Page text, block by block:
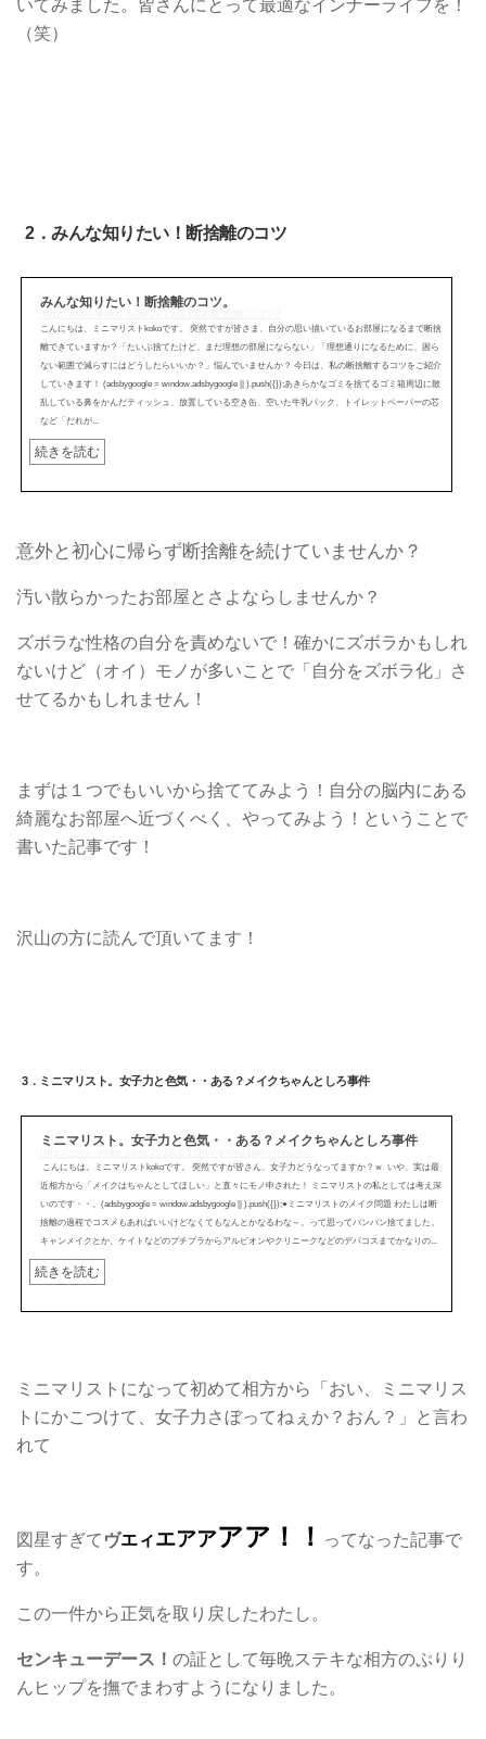
いてみました。皆さんにとって最適なインナーライフを！
（笑）
2．みんな知りたい！断捨離のコツ
みんな知りたい！断捨離のコツ。
こんにちは、ミニマリストkokoです。 突然ですが皆さま、自分の思い描いているお部屋になるまで断捨
離できていますか？「たいぶ捨てたけど、まだ理想の部屋にならない」「理想通りになるために、困ら
ない範囲で減らすにはどうしたらいいか？」悩んでいませんか？ 今日は、私の断捨離するコツをご紹介
していきます！ (adsbygoogle = window.adsbygoogle || ).push({});あきらかなゴミを捨てるゴミ箱周辺に散
乱している鼻をかんだティッシュ、放置している空き缶、空いた牛乳パック、トイレットペーパーの芯
など「だれが...
続きを読む
意外と初心に帰らず断捨離を続けていませんか？
汚い散らかったお部屋とさよならしませんか？
ズボラな性格の自分を責めないで！確かにズボラかもしれ
ないけど（オイ）モノが多いことで「自分をズボラ化」さ
せてるかもしれません！
まずは１つでもいいから捨ててみよう！自分の脳内にある
綺麗なお部屋へ近づくべく、やってみよう！ということで
書いた記事です！
沢山の方に読んで頂いてます！
3．ミニマリスト。女子力と色気・・ある？メイクちゃんとしろ事件
ミニマリスト。女子力と色気・・ある？メイクちゃんとしろ事件
こんにちは。ミニマリストkokoです。 突然ですが皆さん、女子力どうなってますか？ｗ いや、実は最
近相方から「メイクはちゃんとしてほしい」と直々にモノ申された！ ミニマリストの私としては考え深
いのです・・。(adsbygoogle = window.adsbygoogle || ).push({});●ミニマリストのメイク問題 わたしは断
捨離の過程でコスメもあればいいけどなくてもなんとかなるわな～。って思ってバンバン捨てました。
キャンメイクとか、ケイトなどのプチプラからアルビオンやクリニークなどのデパコスまでかなりの...
続きを読む
ミニマリストになって初めて相方から「おい、ミニマリス
トにかこつけて、女子力さぼってねぇか？おん？」と言わ
れて
図星すぎて ヴエィエアアアア！！
ってなった記事で
す。
この一件から正気を取り戻したわたし。
センキューデース！ の証として毎晩ステキな相方のぷりり
んヒップを撫でまわすようになりました。